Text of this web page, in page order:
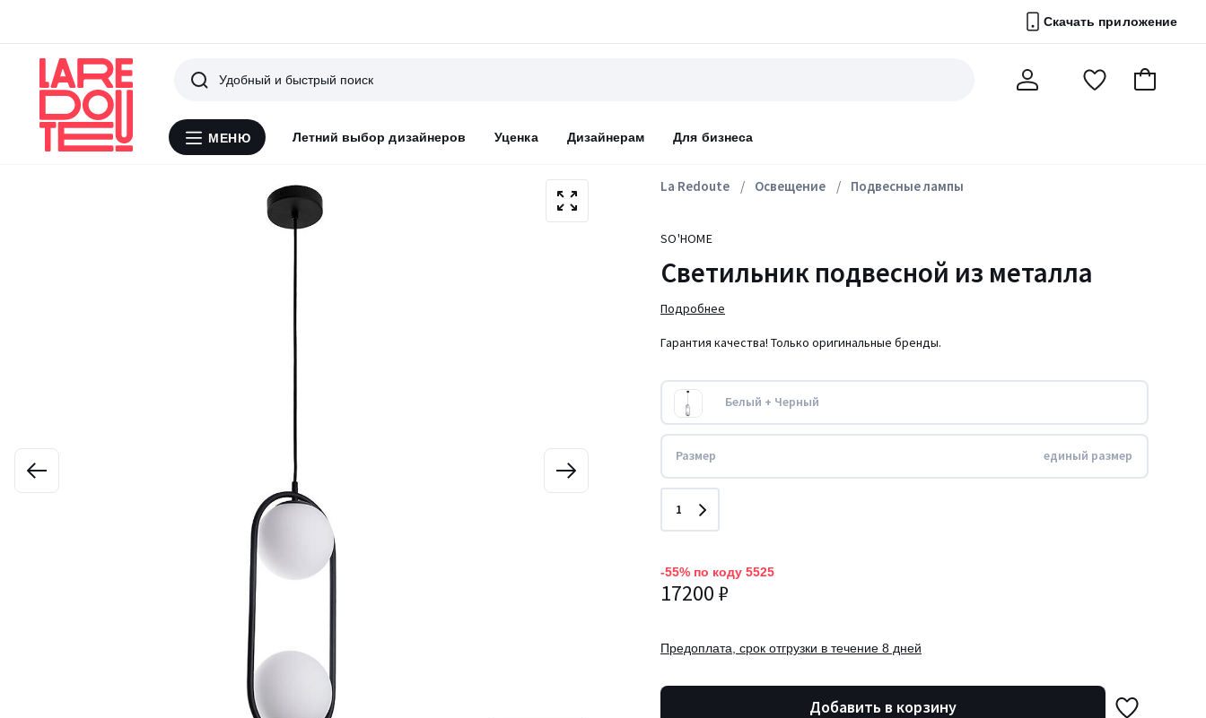
Скачать приложение
Меню
МЕНЮ Летний выбор дизайнеров Уценка Дизайнерам Для бизнеса
Поиск
ПерейтиВ
La Redoute Освещение Подвесные лампы
SO'HOME
Светильник подвесной из металла
Подробнее
Гарантия качества! Только оригинальные бренды.
Белый + Черный
Размер единый размер
Количество
1
-55% по коду 5525
17200 ₽
Предоплата, срок отгрузки в течение 8 дней
Добавить в корзину